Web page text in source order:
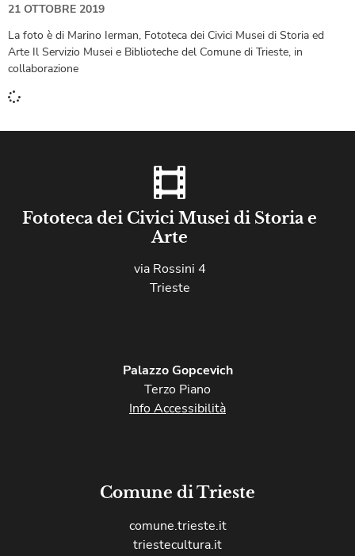
21 OTTOBRE 2019
La foto è di Marino Ierman, Fototeca dei Civici Musei di Storia ed
Arte Il Servizio Musei e Biblioteche del Comune di Trieste, in
collaborazione
Fototeca dei Civici Musei di Storia e
Arte
via Rossini 4
Trieste
Palazzo Gopcevich
Terzo Piano
Info Accessibilità
Comune di Trieste
comune.trieste.it
triestecultura.it